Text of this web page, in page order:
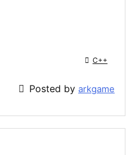
 C++
 Posted by arkgame